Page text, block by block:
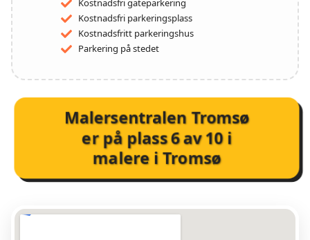
Kostnadsfri gateparkering
Kostnadsfri parkeringsplass
Kostnadsfritt parkeringshus
Parkering på stedet
Malersentralen Tromsø
er på plass6av10i
malere i Tromsø